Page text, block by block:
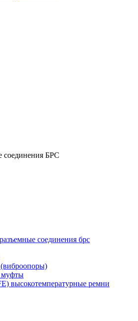
соединения БРС
соединения брс
муфты
высокотемпературные ремни